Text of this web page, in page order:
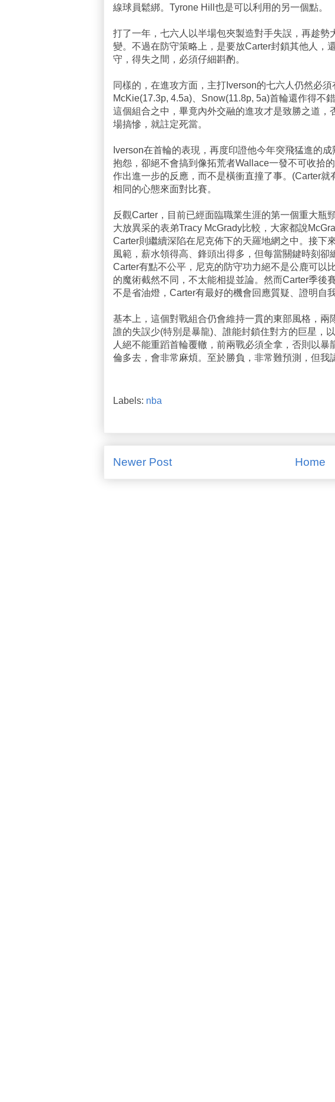
線球員鬆綁。Tyrone Hill也是可以利用的另一個點。
打了一年，七六人以半場包夾製造對手失誤，再趁
變。不過在防守策略上，是要放Carter封鎖其他人，
守，得失之間，必須仔細斟酌。
同樣的，在進攻方面，主打Iverson的七六人仍然必
McKie(17.3p, 4.5a)、Snow(11.8p, 5a)首輪還作得不
這個組合之中，畢竟內外交融的進攻才是致勝之道
場搞慘，就註定死當。
Iverson在首輪的表現，再度印證他今年突飛猛進的
抱怨，卻絕不會搞到像拓荒者Wallace一發不可收拾
作出進一步的反應，而不是橫衝直撞了事。(Carter
相同的心態來面對比賽。
反觀Carter，目前已經面臨職業生涯的第一個重大瓶
大放異采的表弟Tracy McGrady比較，大家都說
Carter則繼續深陷在尼克佈下的天羅地網之中。接下
風範，薪水領得高、鋒頭出得多，但每當關鍵時刻
Carter有點不公平，尼克的防守功力絕不是公鹿可以
的魔術截然不同，不太能相提並論。然而Carter季後
不是省油燈，Carter有最好的機會回應質疑、證明自我
基本上，這個對戰組合仍會維持一貫的東部風格，
誰的失誤少(特別是暴龍)、誰能封鎖住對方的巨星，
人絕不能重蹈首輪覆轍，前兩戰必須全拿，否則以
倫多去，會非常麻煩。至於勝負，非常難預測，但我
Labels: nba
Newer Post Home